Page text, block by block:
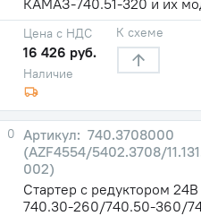
Наличие
Цена с НДС
16 426 руб.
К схеме
0
740.3708000
(AZF4554/5402.3708/
002)
Стартер с редуктором
740.30-260/740.50-360/